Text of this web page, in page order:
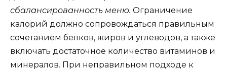
сбалансированность меню. Ограничение
калорий должно сопровождаться правильным
сочетанием белков, жиров и углеводов, а также
включать достаточное количество витаминов и
минералов. При неправильном подходе к